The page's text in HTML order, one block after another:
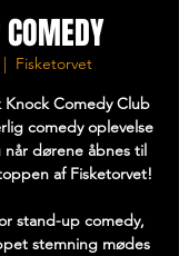
COMEDY
Fisketorvet
Comedy Club
comedy oplevelse
når dørene åbnes til
af Fisketorvet!
stand-up comedy,
stemning mødes